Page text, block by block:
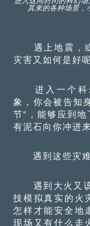
其来的各种场景，
遇上地震，或
灾害又如何是好
进入一个科
象，你会被告知
节”，能够应到
有泥石向你冲进来
遇到这些灾难
遇到大火又该
技模拟真实的火
怎样才能安全地
现场又有什么走